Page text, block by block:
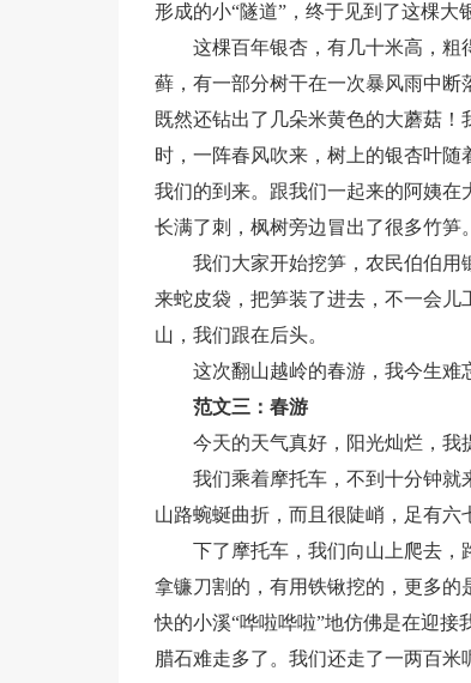
形成的小“隧道”，终于见到了这棵大
这棵百年银杏，有几十米高，粗
藓，有一部分树干在一次暴风雨中断
既然还钻出了几朵米黄色的大蘑菇
时，一阵春风吹来，树上的银杏叶
我们的到来。跟我们一起来的阿姨
长满了刺，枫树旁边冒出了很多竹笋。
我们大家开始挖笋，农民伯伯用
来蛇皮袋，把笋装了进去，不一会
山，我们跟在后头。
这次翻山越岭的春游，我今生难
范文三：春游
今天的天气真好，阳光灿烂，我
我们乘着摩托车，不到十分钟就
山路蜿蜒曲折，而且很陡峭，足有六
下了摩托车，我们向山上爬去，
拿镰刀割的，有用铁锹挖的，更多
快的小溪“哗啦哗啦”地仿佛是在迎
腊石难走多了。我们还走了一两百